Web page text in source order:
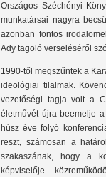
Országos Széchényi
munkatársai nagyra
azonban fontos
Ady tagoló verseléséről
1990-től megszűntek a
ideológiai tilalmak.
vezetőségi tagja volt a
életművét újra beemelje
húsz éve folyó
reszt, számosan a
szakaszának, hogy a
képviselője